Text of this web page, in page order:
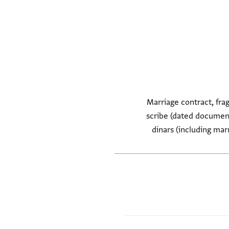
Marriage contract,
scribe (dated
dinars (including